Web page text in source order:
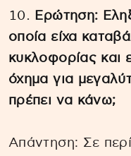
Ερώτηση:
οποία είχα
κυκλοφορίας και
όχημα για
πρέπει να κάνω;
Απάντηση: Σε